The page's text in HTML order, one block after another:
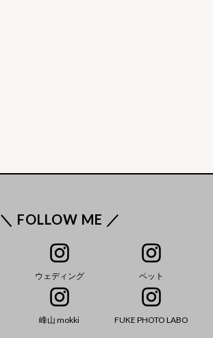
＼ FOLLOW ME ／
ウェディング ペット
峰山 mokki FUKE PHOTO LABO